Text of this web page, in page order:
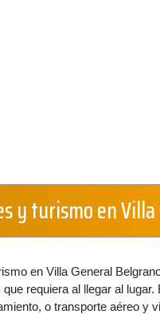
y turismo en
en Villa General
requiera al llegar al
o transporte aéreo y